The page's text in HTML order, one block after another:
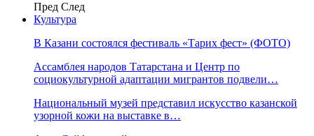
Пред След
Культура
В Казани состоялся фестиваль «Тарих фест» (ФОТО)
Ассамблея народов Татарстана и Центр по
социокультурной адаптации мигрантов подвели…
Национальный музей представил искусство казанской
узорной кожи на выставке в…